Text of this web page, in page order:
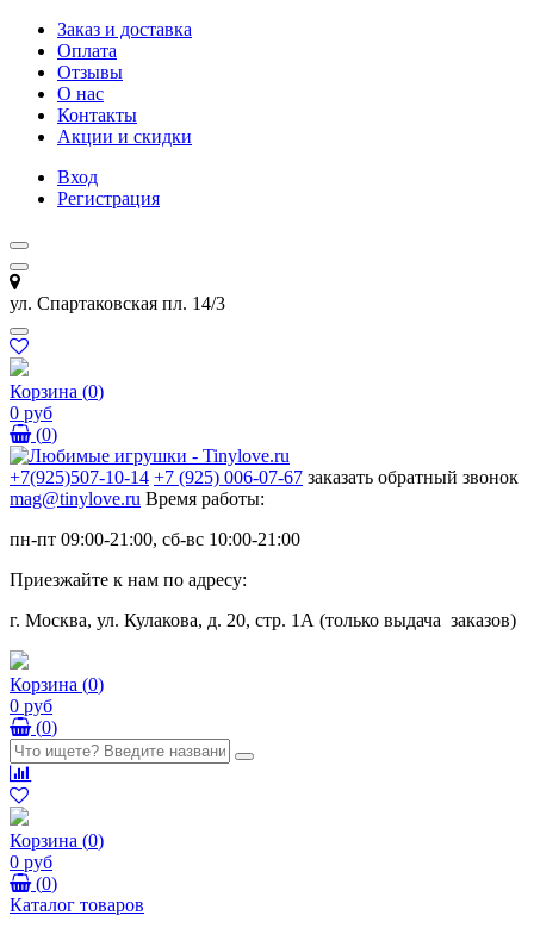
Заказ и доставка
Оплата
Отзывы
О нас
Контакты
Акции и скидки
Вход
Регистрация
ул. Спартаковская пл. 14/3
Корзина (0)
0 руб
(0)
+7(925)507-10-14 +7 (925) 006-07-67 заказать обратный звонок
mag@tinylove.ru Время работы:
пн-пт 09:00-21:00, сб-вс 10:00-21:00
Приезжайте к нам по адресу:
г. Москва, ул. Кулакова, д. 20, стр. 1А (только выдача заказов)
Корзина (0)
0 руб
(0)
Корзина (0)
0 руб
(0)
Каталог товаров